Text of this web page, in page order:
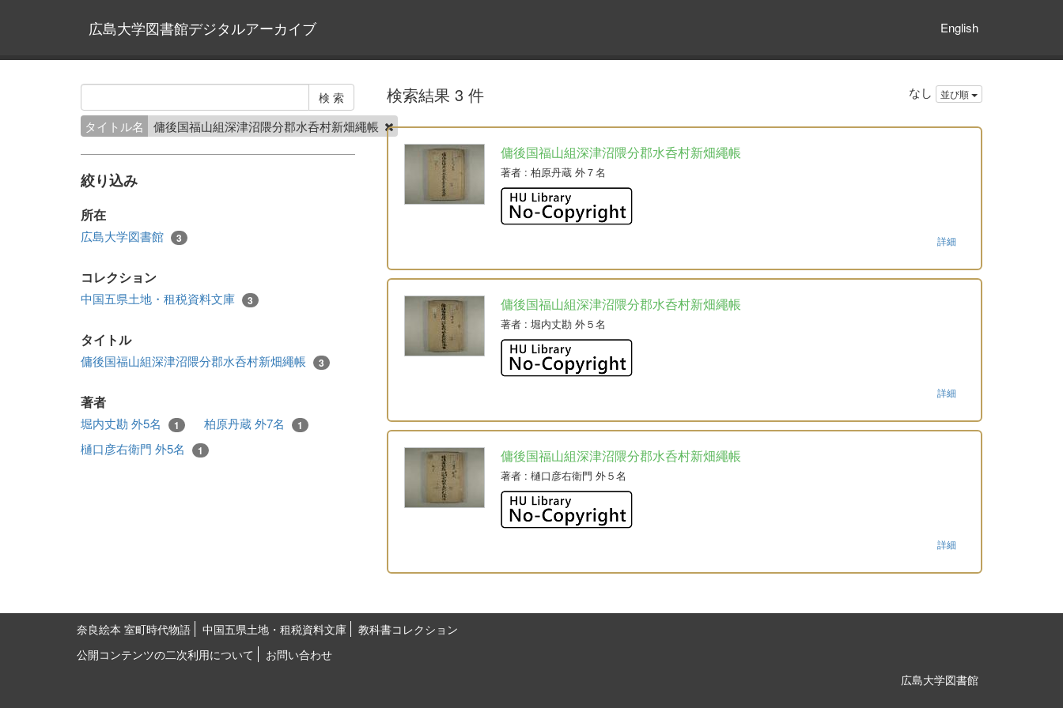
広島大学図書館デジタルアーカイブ English
タイトル名 傭後国福山組深津沼隈分郡水呑村新畑繩帳
絞り込み
所在
広島大学図書館 3
コレクション
中国五県土地・租税資料文庫 3
タイトル
傭後国福山組深津沼隈分郡水呑村新畑繩帳 3
著者
堀内丈勘 外5名 1 柏原丹蔵 外7名 1
樋口彦右衛門 外5名 1
検索結果 3 件 なし 並び順
傭後国福山組深津沼隈分郡水呑村新畑繩帳
著者: 柏原丹蔵 外７名
詳細
傭後国福山組深津沼隈分郡水呑村新畑繩帳
著者: 堀内丈勘 外５名
詳細
傭後国福山組深津沼隈分郡水呑村新畑繩帳
著者: 樋口彦右衛門 外５名
詳細
奈良絵本 室町時代物語 中国五県土地・租税資料文庫
教科書コレクション
公開コンテンツの二次利用について
お問い合わせ
広島大学図書館